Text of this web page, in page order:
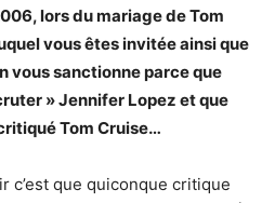
lors du mariage de Tom
vous êtes invitée ainsi que
vous sanctionneparce que
» Jennifer Lopez et que
Tom Cruise…
c’est que quiconque critique